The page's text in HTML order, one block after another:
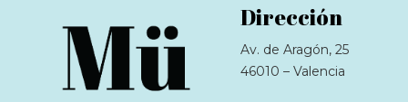
Dirección
Av. de Aragón, 25
46010 – Valencia